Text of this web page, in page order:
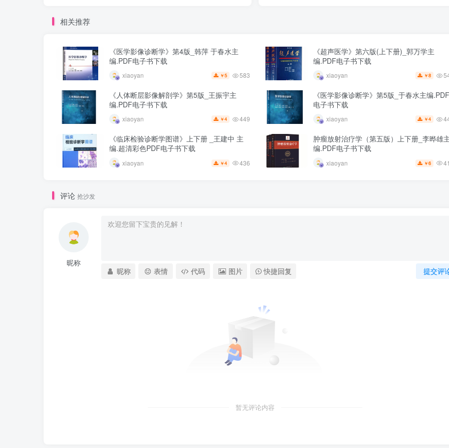
相关推荐
《医学影像诊断学》第4版_韩萍 于春水主
编.PDF电子书下载
xiaoyan ￥5 583
《超声医学》第六版(上下册)_郭万学主
编.PDF电子书下载
xiaoyan ￥8
《人体断层影像解剖学》第5版_王振宇主
编.PDF电子书下载
xiaoyan ￥4 449
《医学影像诊断学》第5版_于春水主编.PDF
电子书下载
xiaoyan ￥4
《临床检验诊断学图谱》上下册 _王建中 主
编.超清彩色PDF电子书下载
xiaoyan ￥4 436
肿瘤放射治疗学（第五版）上下册_李晔雄
编.PDF电子书下载
xiaoyan ￥6
评论 抢沙发
昵称
提交评
昵称 表情 代码 图片 快捷回复
暂无评论内容